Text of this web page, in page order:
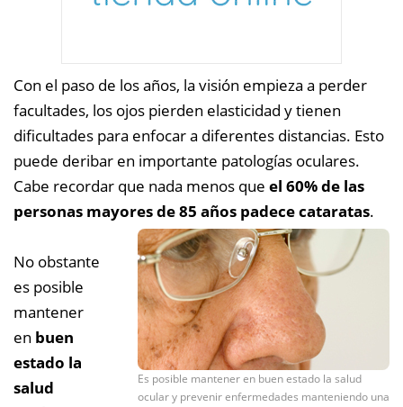
Con el paso de los años, la visión empieza a perder
facultades, los ojos pierden elasticidad y tienen
dificultades para enfocar a diferentes distancias. Esto
puede deribar en importante patologías oculares.
Cabe recordar que nada menos que el 60% de las
personas mayores de 85 años padece cataratas.
Es posible mantener en buen estado la salud
ocular y prevenir enfermedades manteniendo una
No obstante
es posible
mantener
en buen
estado la
salud